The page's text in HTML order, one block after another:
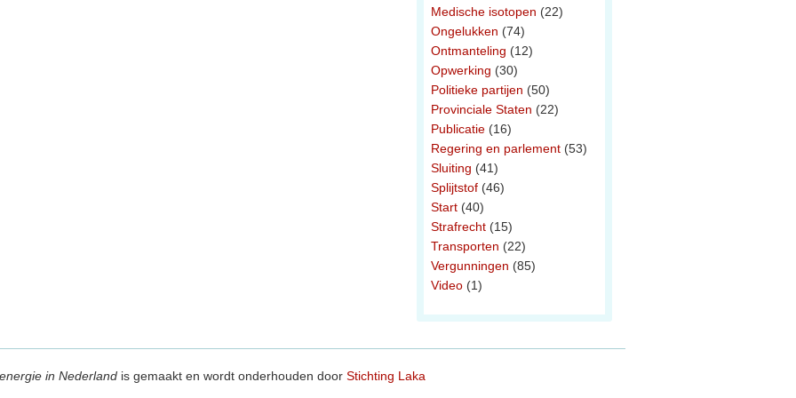
Medische isotopen (22)
Ongelukken (74)
Ontmanteling (12)
Opwerking (30)
Politieke partijen (50)
Provinciale Staten (22)
Publicatie (16)
Regering en parlement (53)
Sluiting (41)
Splijtstof (46)
Start (40)
Strafrecht (15)
Transporten (22)
Vergunningen (85)
Video (1)
in Nederland is gemaakt en wordt onderhouden door Stichting Laka